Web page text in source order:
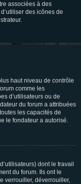
associées à des
des icônes de
haut niveau de contrôle
comme les
d’utilisateurs ou de
du forum a attribuées
les capacités de
le fondateur a autorisé.
dont le travail
du forum. Ils ont le
verrouiller, déverrouiller,